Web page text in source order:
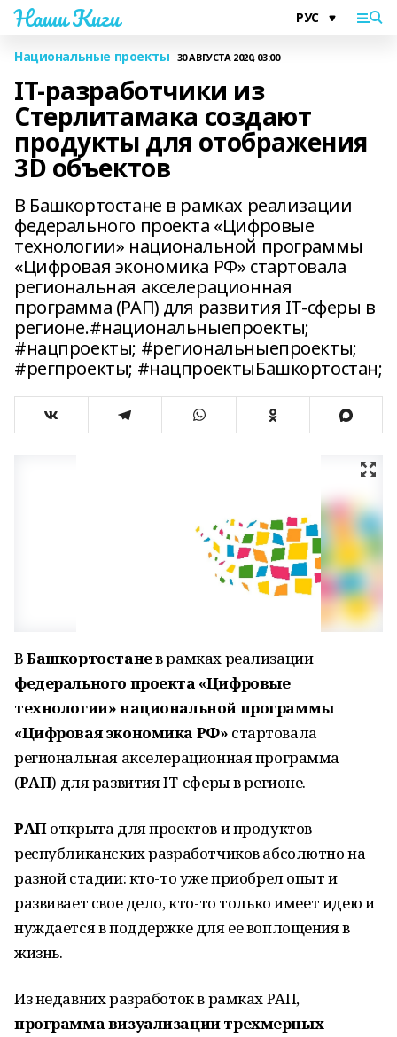
Наши Киги
Национальные проекты 30 АВГУСТА 2020, 03:00
IT-разработчики из
Стерлитамака создают
продукты для отображения
3D объектов
В Башкортостане в рамках реализации
федерального проекта «Цифровые
технологии» национальной программы
«Цифровая экономика РФ» стартовала
региональная акселерационная
программа (РАП) для развития IT-сферы в
регионе.#национальныепроекты;
#нацпроекты; #региональныепроекты;
#регпроекты; #нацпроектыБашкортостан;
ВБашкортостанев рамках реализации
федерального проекта «Цифровые
технологии» национальной программы
«Цифровая экономика РФ» стартовала
региональная акселерационная программа
(РАП) для развития IT-сферы в регионе.
РАПоткрыта для проектов и продуктов
республиканских разработчиков абсолютно на
разной стадии: кто-то уже приобрел опыт и
развивает свое дело, кто-то только имеет идею и
нуждается в поддержке для ее воплощения в
жизнь.
Из недавних разработок в рамках РАП,
программа визуализации трехмерных